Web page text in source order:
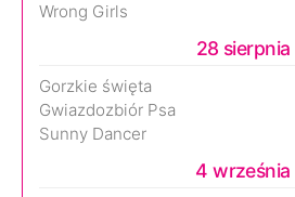
Wrong Girls
28 sierpnia
Gorzkie święta
Gwiazdozbiór Psa
Sunny Dancer
4 września